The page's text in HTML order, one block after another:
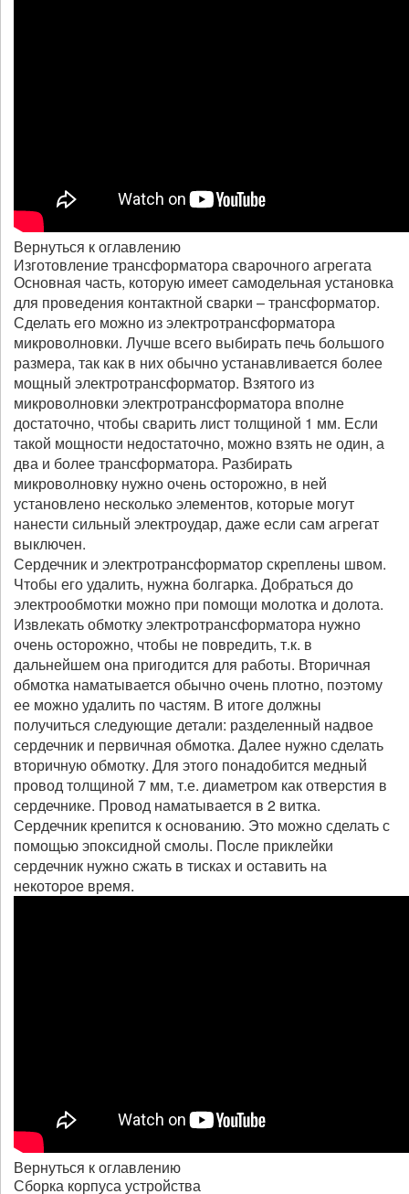
Вернуться к оглавлению
Изготовление трансформатора сварочного агрегата
Основная часть, которую имеет самодельная установка
для проведения контактной сварки – трансформатор.
Сделать его можно из электротрансформатора
микроволновки. Лучше всего выбирать печь большого
размера, так как в них обычно устанавливается более
мощный электротрансформатор. Взятого из
микроволновки электротрансформатора вполне
достаточно, чтобы сварить лист толщиной 1 мм. Если
такой мощности недостаточно, можно взять не один, а
два и более трансформатора. Разбирать
микроволновку нужно очень осторожно, в ней
установлено несколько элементов, которые могут
нанести сильный электроудар, даже если сам агрегат
выключен.
Сердечник и электротрансформатор скреплены швом.
Чтобы его удалить, нужна болгарка. Добраться до
электрообмотки можно при помощи молотка и долота.
Извлекать обмотку электротрансформатора нужно
очень осторожно, чтобы не повредить, т.к. в
дальнейшем она пригодится для работы. Вторичная
обмотка наматывается обычно очень плотно, поэтому
ее можно удалить по частям. В итоге должны
получиться следующие детали: разделенный надвое
сердечник и первичная обмотка. Далее нужно сделать
вторичную обмотку. Для этого понадобится медный
провод толщиной 7 мм, т.е. диаметром как отверстия в
сердечнике. Провод наматывается в 2 витка.
Сердечник крепится к основанию. Это можно сделать с
помощью эпоксидной смолы. После приклейки
сердечник нужно сжать в тисках и оставить на
некоторое время.
Вернуться к оглавлению
Сборка корпуса устройства